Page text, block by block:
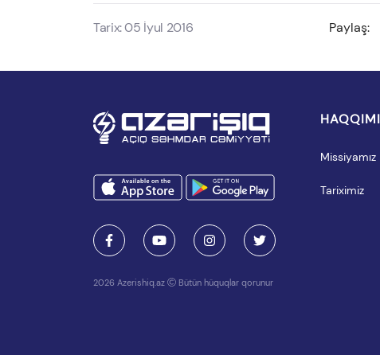
Tarix: 05 İyul 2016 Paylaş:
2026 Azerishiq.az Bütün hüquqlar qorunur
Missiyamız
Tariximiz